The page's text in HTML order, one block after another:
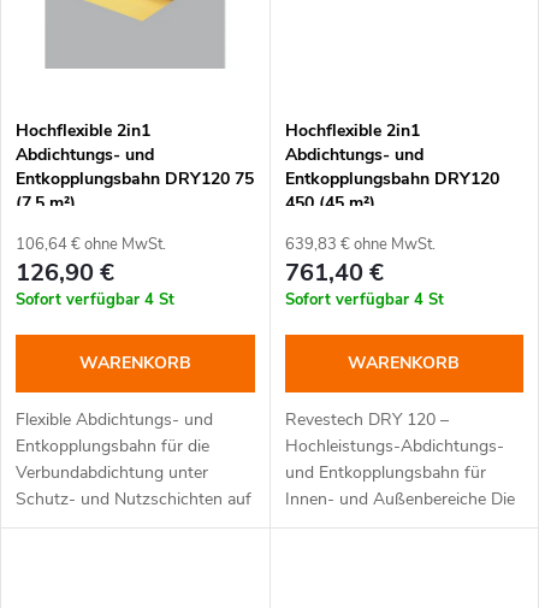
Hochflexible 2in1
Abdichtungs- und
Entkopplungsbahn DRY120 75
(7,5 m²)
106,64 € ohne MwSt.
126,90 €
Sofort verfügbar 4 St
WARENKORB
Flexible Abdichtungs- und
Entkopplungsbahn für die
Verbundabdichtung unter
Schutz- und Nutzschichten auf
Außenflächen sowie
Hochflexible 2in1
Abdichtungs- und
Entkopplungsbahn DRY120
450 (45 m²)
639,83 € ohne MwSt.
761,40 €
Sofort verfügbar 4 St
WARENKORB
Revestech DRY 120 –
Hochleistungs-Abdichtungs-
und Entkopplungsbahn für
Innen- und Außenbereiche Die
professionelle 2-in-1-